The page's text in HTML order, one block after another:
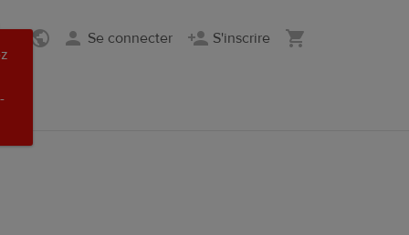
Se connecter S'inscrire